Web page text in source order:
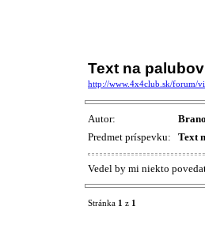
Text na
http://www.4x4club.sk/forum/
Autor:
Predmet príspevku:
Text
Vedel by mi niekto
Stránka 1 z 1